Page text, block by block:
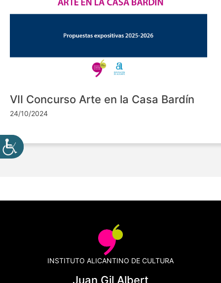
VII Concurso Arte en la Casa Bardín
24/10/2024
INSTITUTO ALICANTINO DE CULTURA
Juan Gil Albert